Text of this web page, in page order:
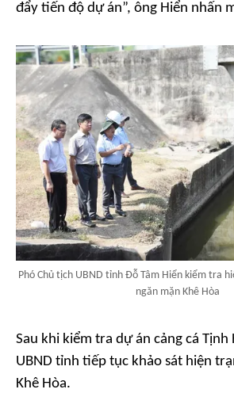
đẩy tiến độ dự án”, ông Hiển nhấn
Phó Chủ tịch UBND tỉnh Đỗ Tâm Hiển kiểm tra
ngăn mặn Khê Hòa
Sau khi kiểm tra dự án cảng cá Tịnh
UBND tỉnh tiếp tục khảo sát hiện
Khê Hòa.